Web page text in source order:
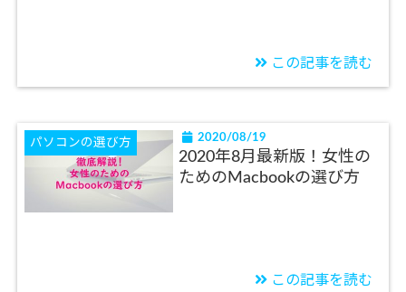
この記事を読む
パソコンの選び方 2020/08/19
2020年8月最新版！女性の
ためのMacbookの選び方
この記事を読む